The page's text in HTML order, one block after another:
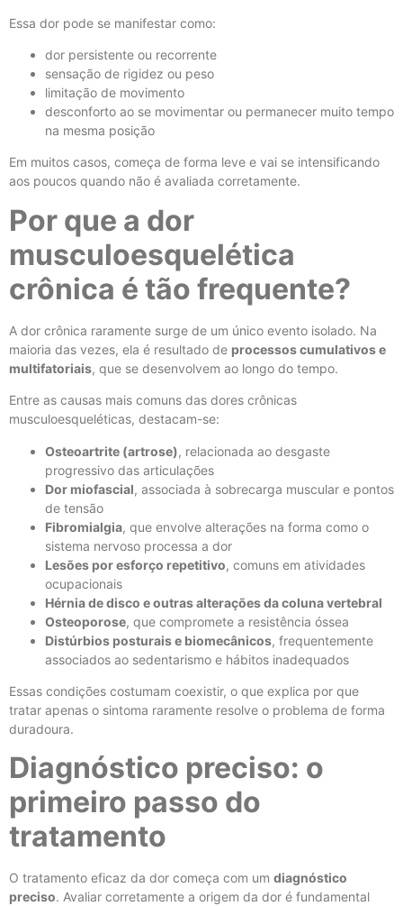
Essa dor pode se manifestar como:
dor persistente ou recorrente
sensação de rigidez ou peso
limitação de movimento
desconforto ao se movimentar ou permanecer muito tempo
na mesma posição
Em muitos casos, começa de forma leve e vai se intensificando
aos poucos quando não é avaliada corretamente.
Por que a dor
musculoesquelética
crônica é tão frequente?
A dor crônica raramente surge de um único evento isolado. Na
maioria das vezes, ela é resultado de processos cumulativos e
multifatoriais, que se desenvolvem ao longo do tempo.
Entre as causas mais comuns das dores crônicas
musculoesqueléticas, destacam-se:
Osteoartrite (artrose), relacionada ao desgaste
progressivo das articulações
Dor miofascial, associada à sobrecarga muscular e pontos
de tensão
Fibromialgia, que envolve alterações na forma como o
sistema nervoso processa a dor
Lesões por esforço repetitivo, comuns em atividades
ocupacionais
Hérnia de disco e outras alterações da coluna vertebral
Osteoporose, que compromete a resistência óssea
Distúrbios posturais e biomecânicos, frequentemente
associados ao sedentarismo e hábitos inadequados
Essas condições costumam coexistir, o que explica por que
tratar apenas o sintoma raramente resolve o problema de forma
duradoura.
Diagnóstico preciso: o
primeiro passo do
tratamento
O tratamento eficaz da dor começa com um diagnóstico
preciso. Avaliar corretamente a origem da dor é fundamental